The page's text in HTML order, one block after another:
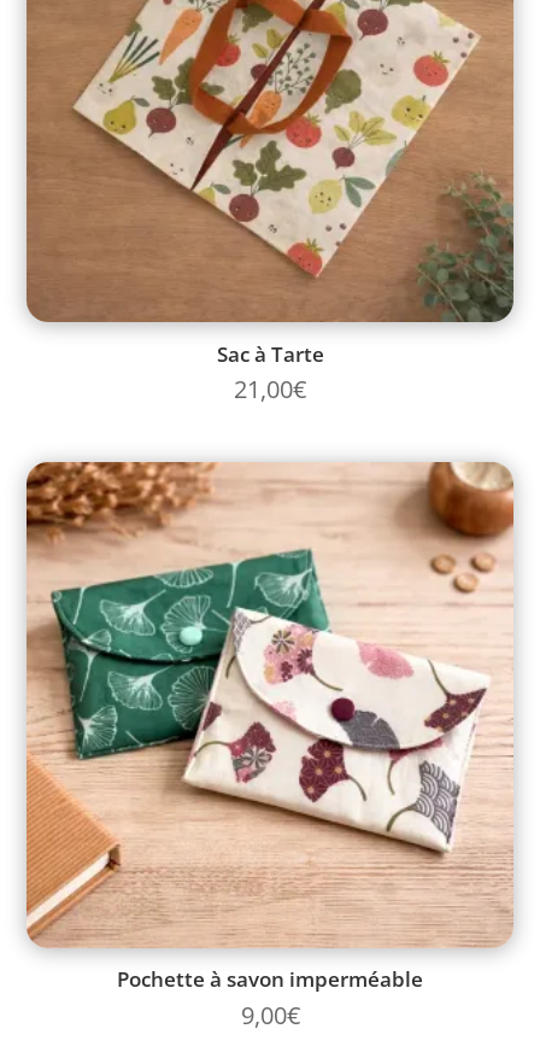
Sac à Tarte
21,00€
Pochette à savon imperméable
9,00€